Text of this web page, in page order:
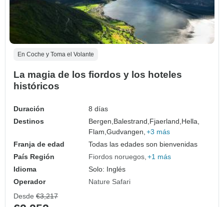
En Coche y Toma el Volante
La magia de los fiordos y los hoteles
históricos
Duración
8 días
Destinos
Bergen, Balestrand, Fjaerland, Hella,
Flam,Gudvangen, +3 más
Franja de edad
Todas las edades son bienvenidas
País Región
Fiordos noruegos +1 más
Idioma
Solo: Inglés
Operador
Nature Safari
Desde €3,217